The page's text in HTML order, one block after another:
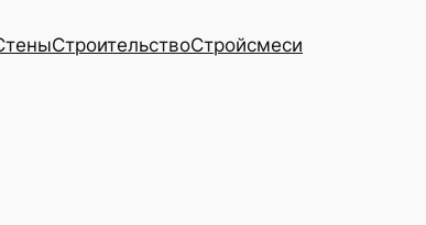
СтроительствоСтройсмеси